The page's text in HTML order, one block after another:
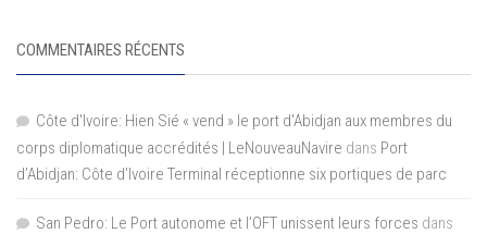
COMMENTAIRES RÉCENTS
Côte d'Ivoire: Hien Sié « vend » le port d'Abidjan aux membres du
corps diplomatique accrédités | LeNouveauNavire dans Port
d’Abidjan: Côte d’Ivoire Terminal réceptionne six portiques de parc
San Pedro: Le Port autonome et l’OFT unissent leurs forces dans